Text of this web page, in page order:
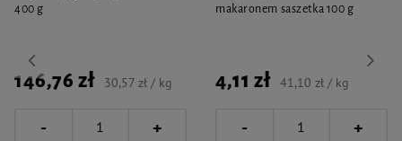
400 g
146,76 zł 30,57 zł / kg
- +
makaronem saszetka 100 g
4,11 zł 41,10 zł / kg
- +